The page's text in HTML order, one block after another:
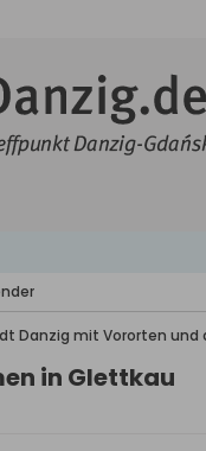
Danzig mit Vororten und
in Glettkau